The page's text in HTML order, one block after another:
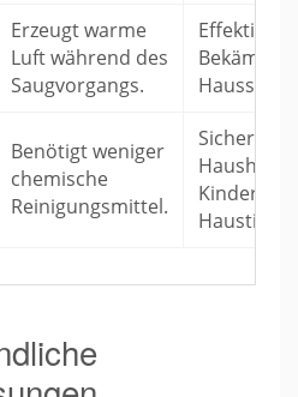
Erzeugt warme
Luft während des
Saugvorgangs.
Effektive
Benötigt weniger
chemische
Reinigungsmittel.
Sicherer
Haushalte
Kindern